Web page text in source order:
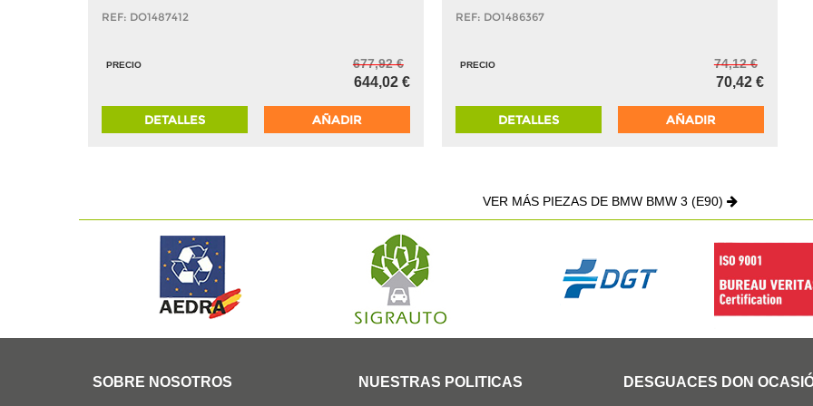
REF: DO1487412
PRECIO 677,92 €
644,02 €
DETALLES AÑADIR
REF: DO1486367
PRECIO 74,12 €
70,42 €
DETALLES AÑADIR
VER MÁS PIEZAS DE BMW BMW 3 (E90)
SOBRE NOSOTROS NUESTRAS POLITICAS DESGUACES DON